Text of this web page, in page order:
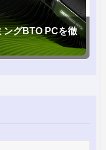
ングBTO PCを徹